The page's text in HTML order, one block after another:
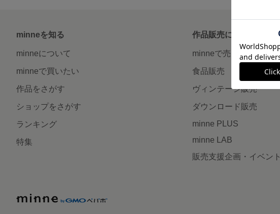
minneを知る
minneについて
minneで買いたい
作品をさがす
ショップをさがす
ランキング
特集
作品販売について
minneで売りたい
食品販売
ヴィンテージ販売
ダウンロード販売
minne PLUS
minne LAB
販売支援企画・イベント